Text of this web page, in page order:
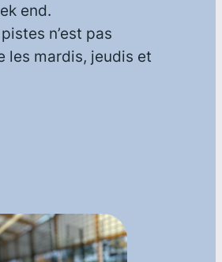
end.
pistes n’est pas
les mardis, jeudis et